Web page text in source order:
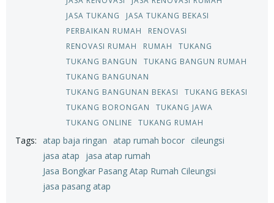
JASA TUKANG
JASA TUKANG BEKASI
PERBAIKAN RUMAH
RENOVASI
RENOVASI RUMAH
RUMAH
TUKANG
TUKANG BANGUN
TUKANG BANGUN RUMAH
TUKANG BANGUNAN
TUKANG BANGUNAN BEKASI
TUKANG BEKASI
TUKANG BORONGAN
TUKANG JAWA
TUKANG ONLINE
TUKANG RUMAH
Tags: atap baja ringan atap rumah bocor cileungsi
jasa atap
jasa atap rumah
Jasa Bongkar Pasang Atap Rumah Cileungsi
jasa pasang atap